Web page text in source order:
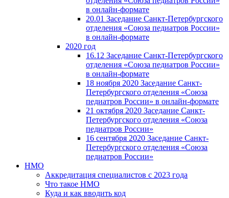
в онлайн-формате
20.01 Заседание Санкт-Петербургского
отделения «Союза педиатров России»
в онлайн-формате
2020 год
16.12 Заседание Санкт-Петербургского
отделения «Союза педиатров России»
в онлайн-формате
18 ноября 2020 Заседание Санкт-
Петербургского отделения «Союза
педиатров России» в онлайн-формате
21 октября 2020 Заседание Санкт-
Петербургского отделения «Союза
педиатров России»
16 сентября 2020 Заседание Санкт-
Петербургского отделения «Союза
педиатров России»
НМО
Аккредитация специалистов с 2023 года
Что такое НМО
Куда и как вводить код